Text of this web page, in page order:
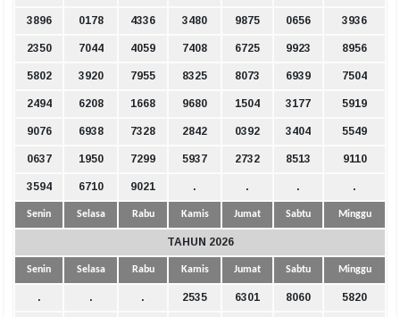
3896 0178 4336 3480 9875 0656 3936
2350 7044 4059 7408 6725 9923 8956
5802 3920 7955 8325 8073 6939 7504
2494 6208 1668 9680 1504 3177 5919
9076 6938 7328 2842 0392 3404 5549
0637 1950 7299 5937 2732 8513 9110
3594 6710 9021 . . . .
Senin Selasa Rabu Kamis Jumat Sabtu Minggu
TAHUN 2026
Senin Selasa Rabu Kamis Jumat Sabtu Minggu
. . . 2535 6301 8060 5820